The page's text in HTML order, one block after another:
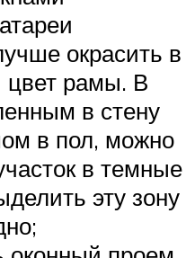
окрасить в
цвет рамы. В
в стену
в пол, можно
в темные
эту зону